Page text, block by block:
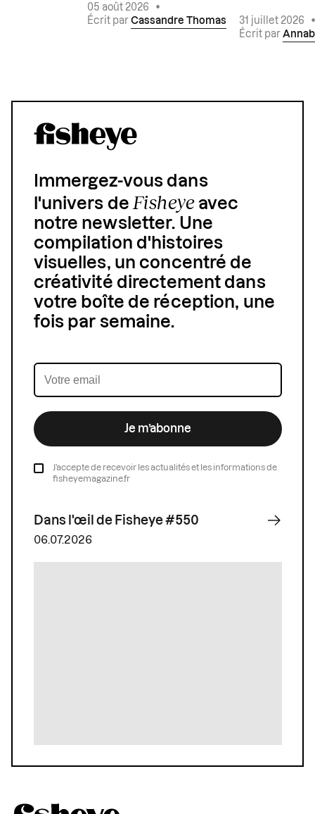
05 août 2026
•
Écrit par Cassandre Thomas 31 juillet 2026
Écrit par
Immergez-vous dans
l'univers deFisheyeavec
notre newsletter. Une
compilation d'histoires
visuelles, un concentré de
créativité directement dans
votre boîte de réception, une
fois par semaine.
Je m’abonne
J’accepte de recevoir les actualités et les informations de
fisheyemagazine.fr
Dans l'œil de Fisheye #550
06.07.2026